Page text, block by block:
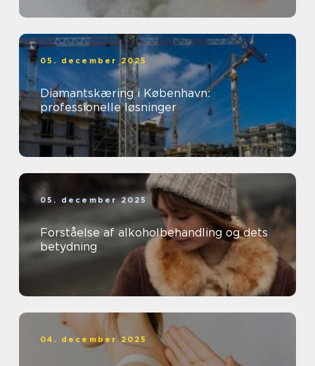
05. december 2025
Diamantskæring i København:
professionelle løsninger
05. december 2025
Forståelse af alkoholbehandling og dets
betydning
04. december 2025